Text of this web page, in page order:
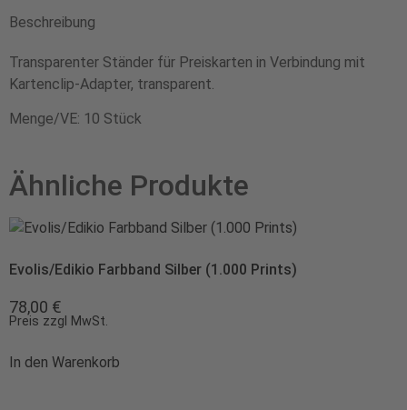
Beschreibung
Transparenter Ständer für Preiskarten in Verbindung mit
Kartenclip-Adapter, transparent.
Menge/VE: 10 Stück
Ähnliche Produkte
Evolis/Edikio Farbband Silber (1.000 Prints)
78,00 €
Preis zzgl MwSt.
In den Warenkorb